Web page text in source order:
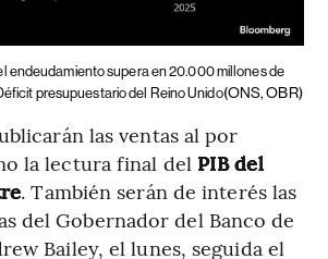
endeudamiento supera en 20.000 millones de
presupuestario del Reino Unido(ONS, OBR)
las ventas al por
la lectura final del PIB del
. También serán de interés las
del Gobernador del Banco de
Bailey, el lunes, seguida el